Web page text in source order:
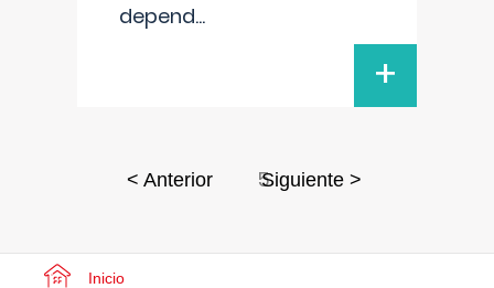
depend...
+
< Anterior 5
Siguiente >
Inicio